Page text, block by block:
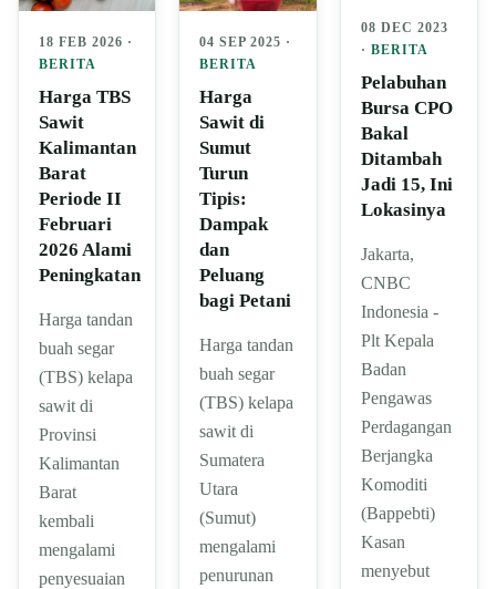
18 FEB 2026 ·
BERITA
Harga TBS
Sawit
Kalimantan
Barat
Periode II
Februari
2026 Alami
Peningkatan
Harga tandan
buah segar
(TBS) kelapa
sawit di
Provinsi
Kalimantan
Barat
kembali
mengalami
penyesuaian
04 SEP 2025 ·
BERITA
Harga
Sawit di
Sumut
Turun
Tipis:
Dampak
dan
Peluang
bagi Petani
Harga tandan
buah segar
(TBS) kelapa
sawit di
Sumatera
Utara
(Sumut)
mengalami
penurunan
08 DEC 2023
· BERITA
Pelabuhan
Bursa CPO
Bakal
Ditambah
Jadi 15, Ini
Lokasinya
Jakarta,
CNBC
Indonesia -
Plt Kepala
Badan
Pengawas
Perdagangan
Berjangka
Komoditi
(Bappebti)
Kasan
menyebut